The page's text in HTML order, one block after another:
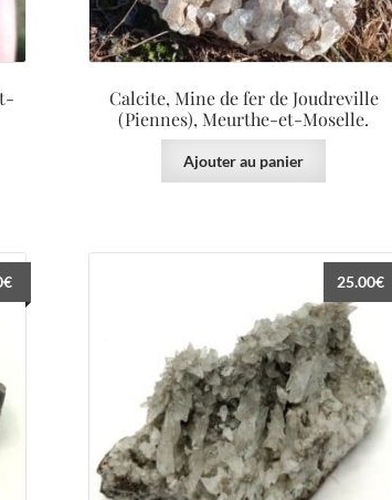
Calcite, Mine de fer de Joudreville
(Piennes), Meurthe-et-Moselle.
Ajouter au panier
€ 25.00€